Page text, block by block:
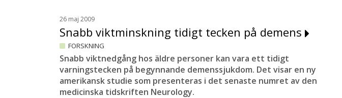
26 maj 2009
Snabb viktminskning tidigt tecken på demens
FORSKNING
Snabb viktnedgång hos äldre personer kan vara ett tidigt
varningstecken på begynnande demenssjukdom. Det visar en ny
amerikansk studie som presenteras i det senaste numret av den
medicinska tidskriften Neurology.